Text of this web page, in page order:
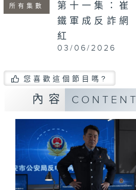
所有集數
第十一集：崔
鐵軍成反詐網
紅
03/06/2026
您喜歡這個節目嗎?
內容 CONTENT